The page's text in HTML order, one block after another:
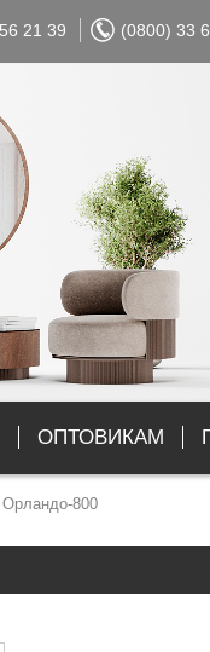
21 39 (0800) 33
ОПТОВИКАМ
Орландо-800